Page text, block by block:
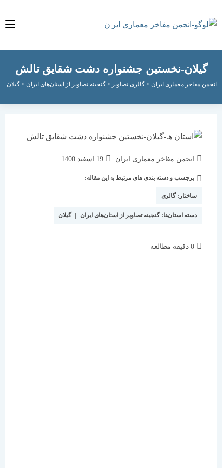
نخستین جشنواره دشت شقایق تالش
مفاخر معماری ایران > گالری تصاویر>گنجینه تصاویر از استان‌های ایران> گیلان > گیلان-
انجمن مفاخر معماری ایران
نوشته
شده
19 اسفند 1400
برچسب و دسته بندی های مرتبط به این مقاله:
ساختار:گالری
دسته استان‌ها:گنجینه تصاویر از استان‌های ایران | گیلان